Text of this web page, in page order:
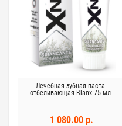
Лечебная зубная паста
отбеливающая Blanx 75 мл
1 080.00 р.